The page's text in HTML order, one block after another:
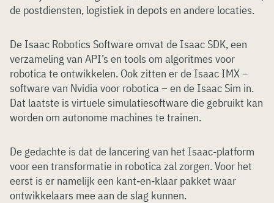
de postdiensten, logistiek in depots en andere locaties.
De Isaac Robotics Software omvat de Isaac SDK, een
verzameling van API’s en tools om algoritmes voor
robotica te ontwikkelen. Ook zitten er de Isaac IMX –
software van Nvidia voor robotica – en de Isaac Sim in.
Dat laatste is virtuele simulatiesoftware die gebruikt kan
worden om autonome machines te trainen.
De gedachte is dat de lancering van het Isaac-platform
voor een transformatie in robotica zal zorgen. Voor het
eerst is er namelijk een kant-en-klaar pakket waar
ontwikkelaars mee aan de slag kunnen.